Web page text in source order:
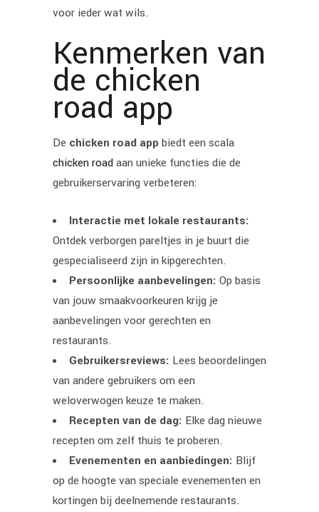
voor ieder wat wils.
Kenmerken van
de chicken
road app
De chicken road appbiedt een scala
chicken roadaan unieke functies die de
gebruikerservaring verbeteren:
Interactie met lokale restaurants:
Ontdek verborgen pareltjes in je buurt die
gespecialiseerd zijn in kipgerechten.
Persoonlijke aanbevelingen: Op basis
van jouw smaakvoorkeuren krijg je
aanbevelingen voor gerechten en
restaurants.
Gebruikersreviews: Lees beoordelingen
van andere gebruikers om een
weloverwogen keuze te maken.
Recepten van de dag: Elke dag nieuwe
recepten om zelf thuis te proberen.
Evenementen en aanbiedingen: Blijf
op de hoogte van speciale evenementen en
kortingen bij deelnemende restaurants.